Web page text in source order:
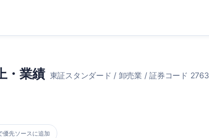
・業績 東証スタンダード / 卸売業 / 証券コード 2763
優先ソースに追加